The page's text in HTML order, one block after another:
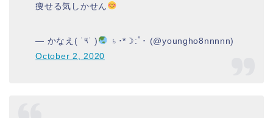
痩せる気しかせん
— かなえ( ˙༥˙ )
♄･*☽:ﾟ･ (@youngho8nnnnn)
October 2, 2020